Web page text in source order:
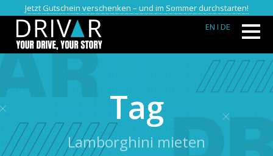
Jetzt Gutschein verschenken – und im Sommer durchstarten!
EN I DE
Tag
Lamborghini mieten